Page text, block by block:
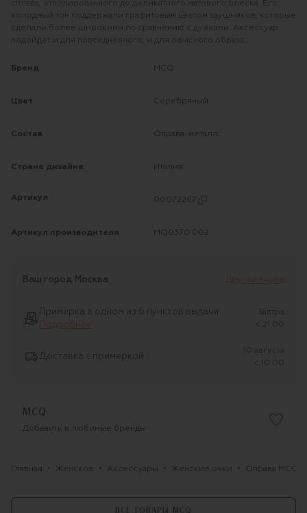
сплава, отполированного до деликатного матового блеска. Его
холодный тон поддержали графитовым цветом заушников, которые
сделали более широкими по сравнению с дужками. Аксессуар
подойдет и для повседневного, и для офисного образа.
Бренд MCQ
Цвет Серебряный
Состав Оправа-металл;
Страна дизайна Италия
Артикул 00072267
Артикул производителя MQ0370 002
Ваш город Москва Другой город
Примерка в одном из 6 пунктов выдачи
Подробнее
Завтра
c 21:00
Доставка с примеркой
10 августа
c 10:00
MCQ
Добавить в любимые бренды
Главная Женское Аксессуары Женские очки Оправа MCQ
ВСЕ ТОВАРЫ MCQ